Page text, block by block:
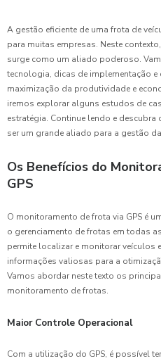
A gestão eficiente de uma frota de
para muitas empresas. Neste
surge como um aliado poderoso.
tecnologia, dicas de implementação
maximização da produtividade e
iremos explorar alguns estudos de
estratégia. Continue lendo e
ser um grande aliado para a gestão
Os Benefícios do
GPS
O monitoramento de frota via GPS é
o gerenciamento de frotas em todas
permite localizar e monitorar veículos
informações valiosas para a
Vamos abordar neste texto os
monitoramento de frotas.
Maior Controle Operacional
Com a utilização do GPS, é possível